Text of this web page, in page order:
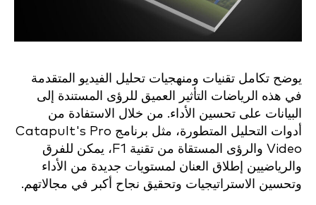
يوضح تكامل تقنيات ومنهجيات تحليل الفيديو المتقدمة
في هذه الرياضات التأثير العميق للرؤى المستندة إلى
البيانات على تحسين الأداء. من خلال الاستفادة من
أدوات التحليل المتطورة، مثل برنامج Catapult's Pro
Video والرؤى المستقاة من تقنية F1، يمكن للفرق
والرياضيين إطلاق العنان لمستويات جديدة من الأداء
وتحسين الاستراتيجيات وتحقيق نجاح أكبر في مجالاتهم.